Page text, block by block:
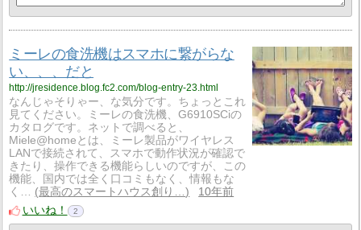
ミーレの食洗機はスマホに繋がらな
い、、、だと
http://jresidence.blog.fc2.com/blog-entry-23.html
なんじゃそりゃー、な気分です。ちょっとこれ
見てください。ミーレの食洗機、G6910SCiの
カタログです。ネットで調べると、
Miele@homeとは、ミーレ製品がワイヤレス
LANで接続されて、スマホで動作状況が確認で
きたり、操作できる機能らしいのですが、この
機能、国内では全く口コミもなく、情報もな
く…
最高のスマートハウス創り…
10年前
いいね！
2